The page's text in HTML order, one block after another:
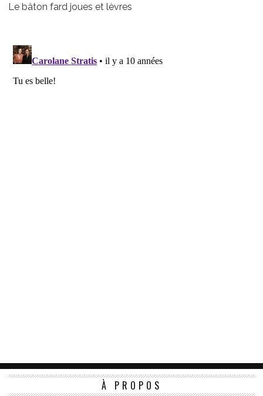
Le bâton fard joues et lèvres
À PROPOS